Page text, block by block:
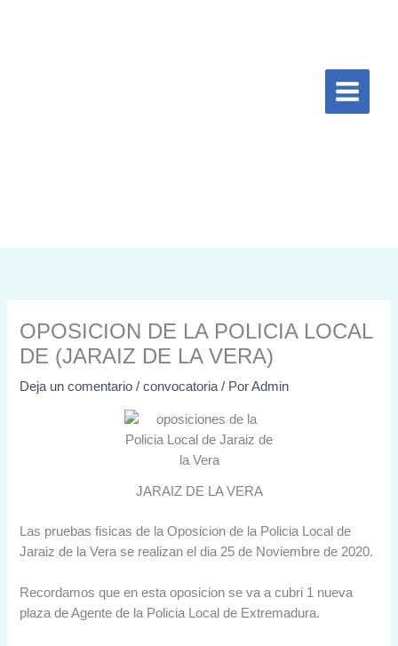
OPOSICION DE LA POLICIA LOCAL
DE (JARAIZ DE LA VERA)
Deja un comentario /convocatoria/ PorAdmin
JARAIZ DE LA VERA
Las pruebas fisicas de la Oposicion de la Policia Local de
Jaraiz de la Vera se realizan el dia 25 de Noviembre de 2020.
Recordamos que en esta oposicion se va a cubri 1 nueva
plaza de Agente de la Policia Local de Extremadura.